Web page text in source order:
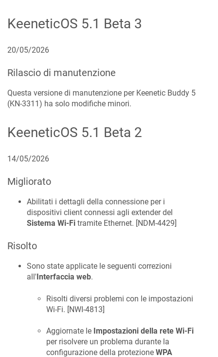
KeeneticOS 5.1 Beta 3
20/05/2026
Rilascio di manutenzione
Questa versione di manutenzione per Keenetic Buddy 5
(KN-3311) ha solo modifiche minori.
KeeneticOS 5.1 Beta 2
14/05/2026
Migliorato
Abilitati i dettagli della connessione per i
dispositivi client connessi agli extender del
Sistema Wi-Fi tramite Ethernet. [NDM-4429]
Risolto
Sono state applicate le seguenti correzioni
all' Interfaccia web.
Risolti diversi problemi con le impostazioni
Wi-Fi. [NWI-4813]
Aggiornate le Impostazioni della rete Wi-Fi
per risolvere un problema durante la
configurazione della protezione WPA